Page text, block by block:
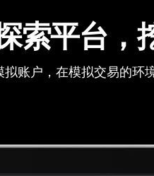
索平台，
拟账户，在模拟交易的环